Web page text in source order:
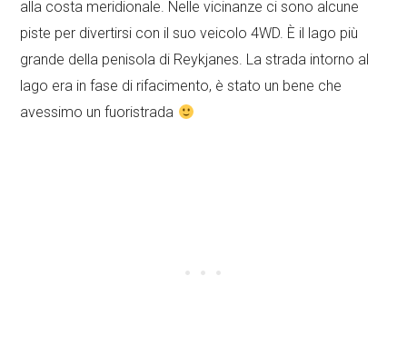
alla costa meridionale. Nelle vicinanze ci sono alcune
piste per divertirsi con il suo veicolo 4WD. È il lago più
grande della penisola di Reykjanes. La strada intorno al
lago era in fase di rifacimento, è stato un bene che
avessimo un fuoristrada